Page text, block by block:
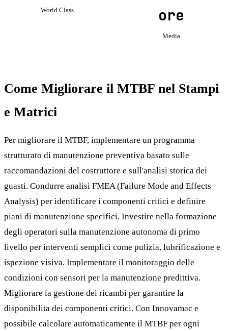
World Class
ore
Media
Come Migliorare il MTBF nel Stampi
e Matrici
Per migliorare il MTBF, implementare un programma
strutturato di manutenzione preventiva basato sulle
raccomandazioni del costruttore e sull'analisi storica dei
guasti. Condurre analisi FMEA (Failure Mode and Effects
Analysis) per identificare i componenti critici e definire
piani di manutenzione specifici. Investire nella formazione
degli operatori sulla manutenzione autonoma di primo
livello per interventi semplici come pulizia, lubrificazione e
ispezione visiva. Implementare il monitoraggio delle
condizioni con sensori per la manutenzione predittiva.
Migliorare la gestione dei ricambi per garantire la
disponibilita dei componenti critici. Con Innovamac e
possibile calcolare automaticamente il MTBF per ogni